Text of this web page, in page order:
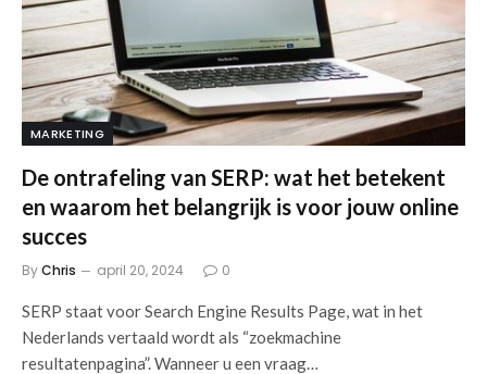
MARKETING
De ontrafeling van SERP: wat het betekent
en waarom het belangrijk is voor jouw online
succes
ByChris april 20, 2024 0
SERP staat voor Search Engine Results Page, wat in het
Nederlands vertaald wordt als “zoekmachine
resultatenpagina”. Wanneer u een vraag…